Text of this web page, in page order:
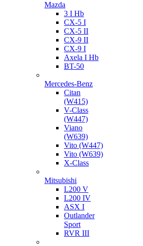
Mazda
3 I Hb
CX-5 I
CX-5 II
CX-9 II
CX-9 I
Axela I Hb
BT-50
Mercedes-Benz
Citan
(W415)
V-Class
(W447)
Viano
(W639)
Vito (W447)
Vito (W639)
X-Class
Mitsubishi
L200 V
L200 IV
ASX I
Outlander
Sport
RVR III